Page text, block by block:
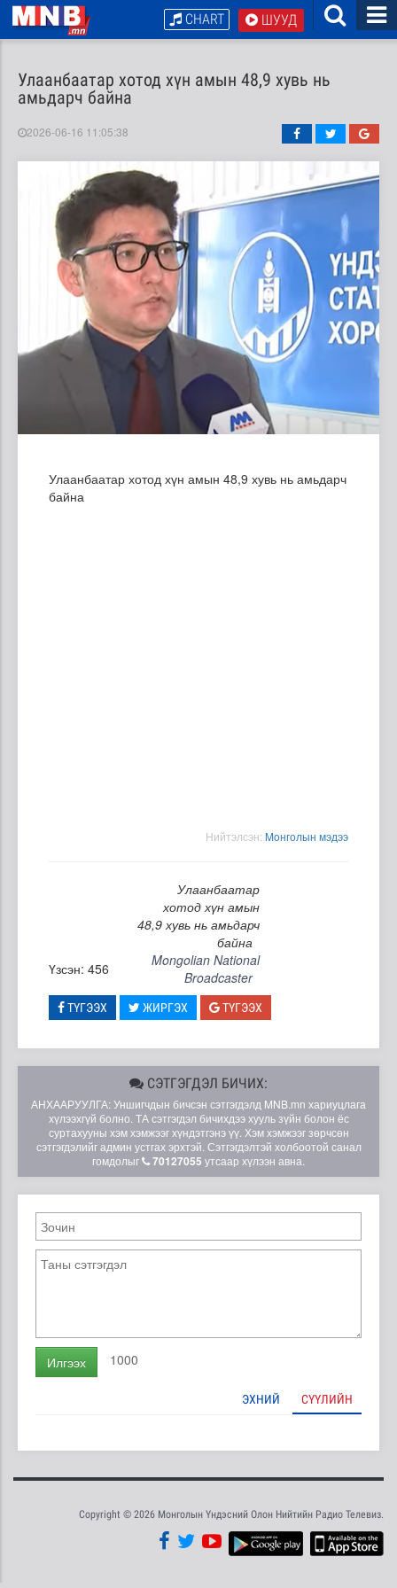
ШУУД
CHART
Улаанбаатар хотод хүн амын 48,9 хувь нь
амьдарч байна
2026-06-16 11:05:38
Улаанбаатар хотод хүн амын 48,9 хувь нь амьдарч
байна
Нийтэлсэн: Moнголын мэдээ
Улаанбаатар
хотод хүн амын
48,9 хувь нь амьдарч
байна
Үзсэн: 456
Mongolian National
Broadcaster
ТҮГЭЭХ ЖИРГЭХ ТҮГЭЭХ
СЭТГЭГДЭЛ БИЧИХ:
АНХААРУУЛГА: Уншигчдын бичсэн сэтгэгдэлд MNB.mn хариуцлага
хүлээхгүй болно. ТА сэтгэгдэл бичихдээ хууль зүйн болон ёс
суртахууны хэм хэмжээг хүндэтгэнэ үү. Хэм хэмжээг зөрчсөн
сэтгэгдэлийг админ устгах эрхтэй. Сэтгэгдэлтэй холбоотой санал
гомдолыг
70127055 утсаар хүлээн авна.
Илгээх 1000
ЭХНИЙ СҮҮЛИЙН
Copyright © 2026 Монголын Үндэсний Олон Нийтийн Радио Телевиз.